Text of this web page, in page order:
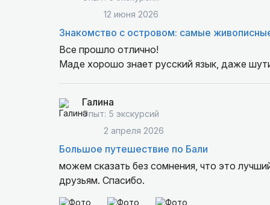
12 июня 2026
Знакомство с островом: самые
Все прошло отлично!
Маде хорошо знает русский язык, даже
Галина
Опыт: 5 экскурсий
2 апреля 2026
Большое путешествие по Бали
можем сказать без сомнения, что это
друзьям. Спасибо.